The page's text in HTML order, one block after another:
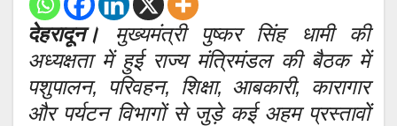
देहरादून। मुख्यमंत्री पुष्कर सिंह धामी की
अध्यक्षता में हुई राज्य मंत्रिमंडल की बैठक में
पशुपालन, परिवहन, शिक्षा, आबकारी, कारागार
और पर्यटन विभागों से जुड़े कई अहम प्रस्तावों